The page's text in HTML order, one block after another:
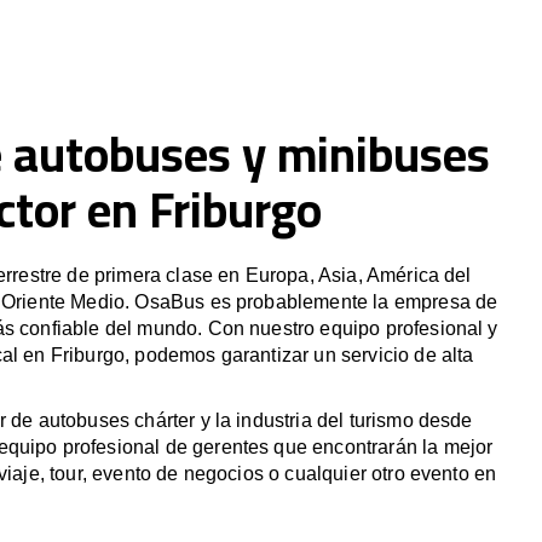
y minibuses
en Friburgo
de primera clase en Europa, Asia, América del
Medio. OsaBus es probablemente la empresa de
confiable del mundo. Con nuestro equipo profesional y
en Friburgo, podemos garantizar un servicio de alta
de autobuses chárter y la industria del turismo desde
profesional de gerentes que encontrarán la mejor
tour, evento de negocios o cualquier otro evento en